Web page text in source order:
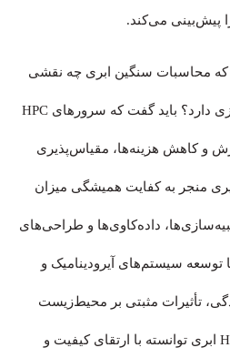
پیش‌بینی می‌کند.
که محاسبات سنگین ابری چه نقشی
در ارتقاء فرآیندهای خودروسازی دارد؟ باید گفت که سرورهای HPC
و کاهش هزینه‌ها، مقیاس‌پذیری
منجر به کفایت همیشگی میزان
داده‌کاوی‌ها و طراحی‌های
سیستم‌های آیرودینامیک و
تأثیرات مثبتی بر محیط‌زیست
گذاشته است. به‌طورکلی، HPC ابری توانسته با ارتقای کیفیت و